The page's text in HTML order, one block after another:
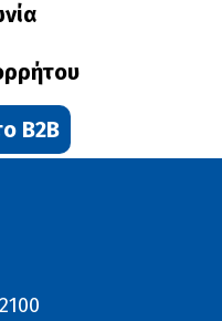
B2B